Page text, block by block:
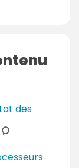
des
c